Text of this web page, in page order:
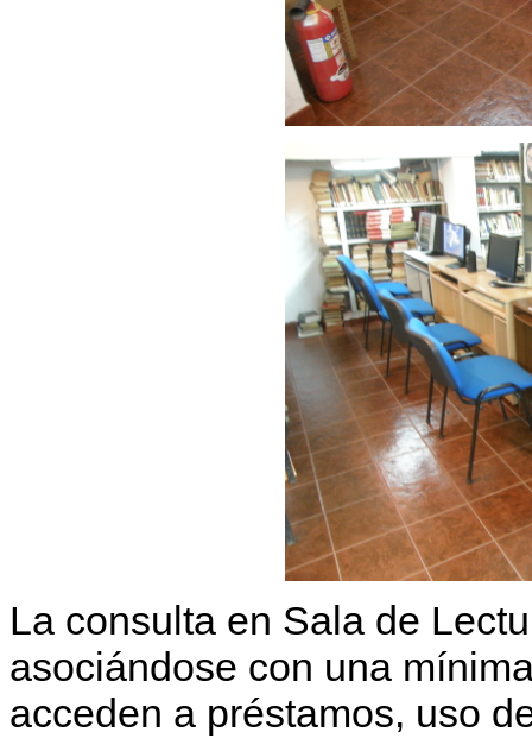
La consulta en Sala de
asociándose con una
acceden a préstamos, uso